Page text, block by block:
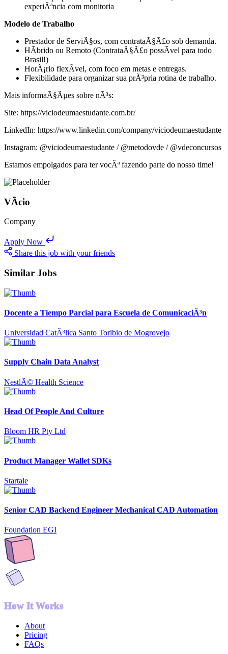
experiÃªncia com monitoria
Modelo de Trabalho
Prestador de ServiÃ§os, com contrataÃ§Ã£o sob demanda.
HÃ­brido ou Remoto (ContrataÃ§Ã£o possÃ­vel para todo
Brasil!)
HorÃ¡rio flexÃ­vel, com foco em metas e entregas.
Flexibilidade para organizar sua prÃ³pria rotina de trabalho.
Mais informaÃ§Ãµes sobre nÃ³s:
Site: https://viciodeumaestudante.com.br/
LinkedIn: https://www.linkedin.com/company/viciodeumaestudante
Instagram: @viciodeumaestudante / @metodovde / @vdeconcursos
Estamos empolgados para ter vocÃª fazendo parte do nosso time!
VÃ­cio
Company
Apply Now
Share this job with your friends
Similar Jobs
Docente a Tiempo Parcial para Escuela de ComunicaciÃ³n
Universidad CatÃ³lica Santo Toribio de Mogrovejo
Supply Chain Data Analyst
NestlÃ© Health Science
Head Of People And Culture
Bloom HR Pty Ltd
Product Manager Wallet SDKs
Startale
Senior CAD Backend Engineer Mechanical CAD Automation
Foundation EGI
How It Works
About
Pricing
FAQs